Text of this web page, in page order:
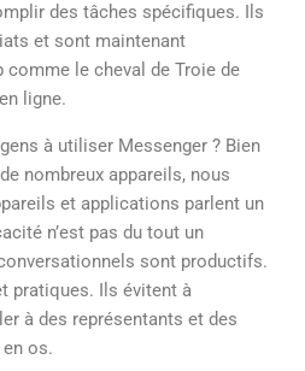
des tâches spécifiques. Ils
et sont maintenant
comme le cheval de Troie de
ligne.
à utiliser Messenger ? Bien
nombreux appareils, nous
et applications parlent un
n’est pas du tout un
sont productifs.
pratiques. Ils évitent à
à des représentants et des
os.